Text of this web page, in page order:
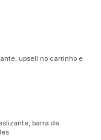
upsell no carrinho e
barra de